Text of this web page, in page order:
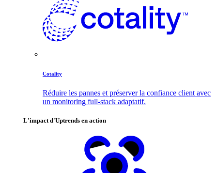
Cotality
Réduire les pannes et préserver la confiance client avec
un monitoring full-stack adaptatif.
L'impact d'Uptrends en action